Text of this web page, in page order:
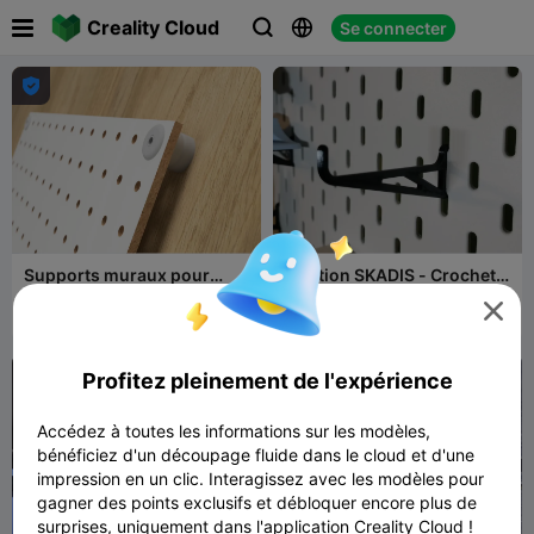
Creality Cloud   Se connecter
 

Supports muraux pour
pegboard 15mm
302 222
Fixation SKADIS - Crochet
long - Modifié, Ultra
compact
79

Profitez pleinement de l'expérience
Accédez à toutes les informations sur les modèles,
bénéficiez d'un découpage fluide dans le cloud et d'une
impression en un clic. Interagissez avec les modèles pour
gagner des points exclusifs et débloquer encore plus de
surprises, uniquement dans l'application Creality Cloud !